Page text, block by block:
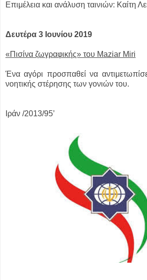
Επιμέλεια και ανάλυση ταινιών: Καίτη
Δευτέρα 3 Ιουνίου 2019
«Πισίνα ζωγραφικής» του Maziar Miri
Ένα αγόρι προσπαθεί να
νοητικής στέρησης των γονιών του.
Ιράν /2013/95’